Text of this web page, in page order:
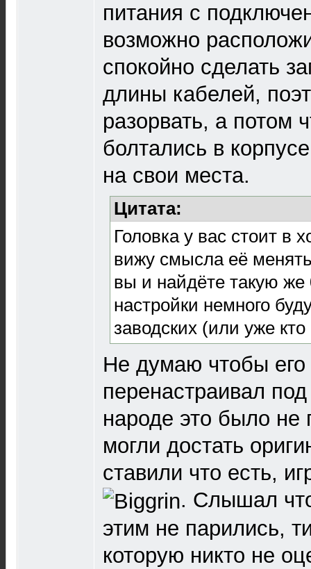
питания с
возможно
спокойно сделать
длины кабелей,
разорвать, а потом
болтались в
на свои места.
Цитата:
Головка у вас стоит в
вижу смысла её
вы и найдёте такую же
настройки немного
заводских (или уже кто
Не думаю чтобы его
перенастраивал
народе это было не
могли достать
ставили что есть,
. Слышал
этим не парились,
которую никто не